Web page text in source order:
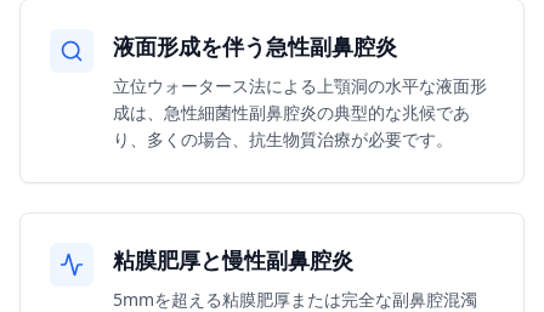
液面形成を伴う急性副鼻腔炎
立位ウォータース法による上顎洞の水平な液面形
成は、急性細菌性副鼻腔炎の典型的な兆候であ
り、多くの場合、抗生物質治療が必要です。
粘膜肥厚と慢性副鼻腔炎
5mmを超える粘膜肥厚または完全な副鼻腔混濁